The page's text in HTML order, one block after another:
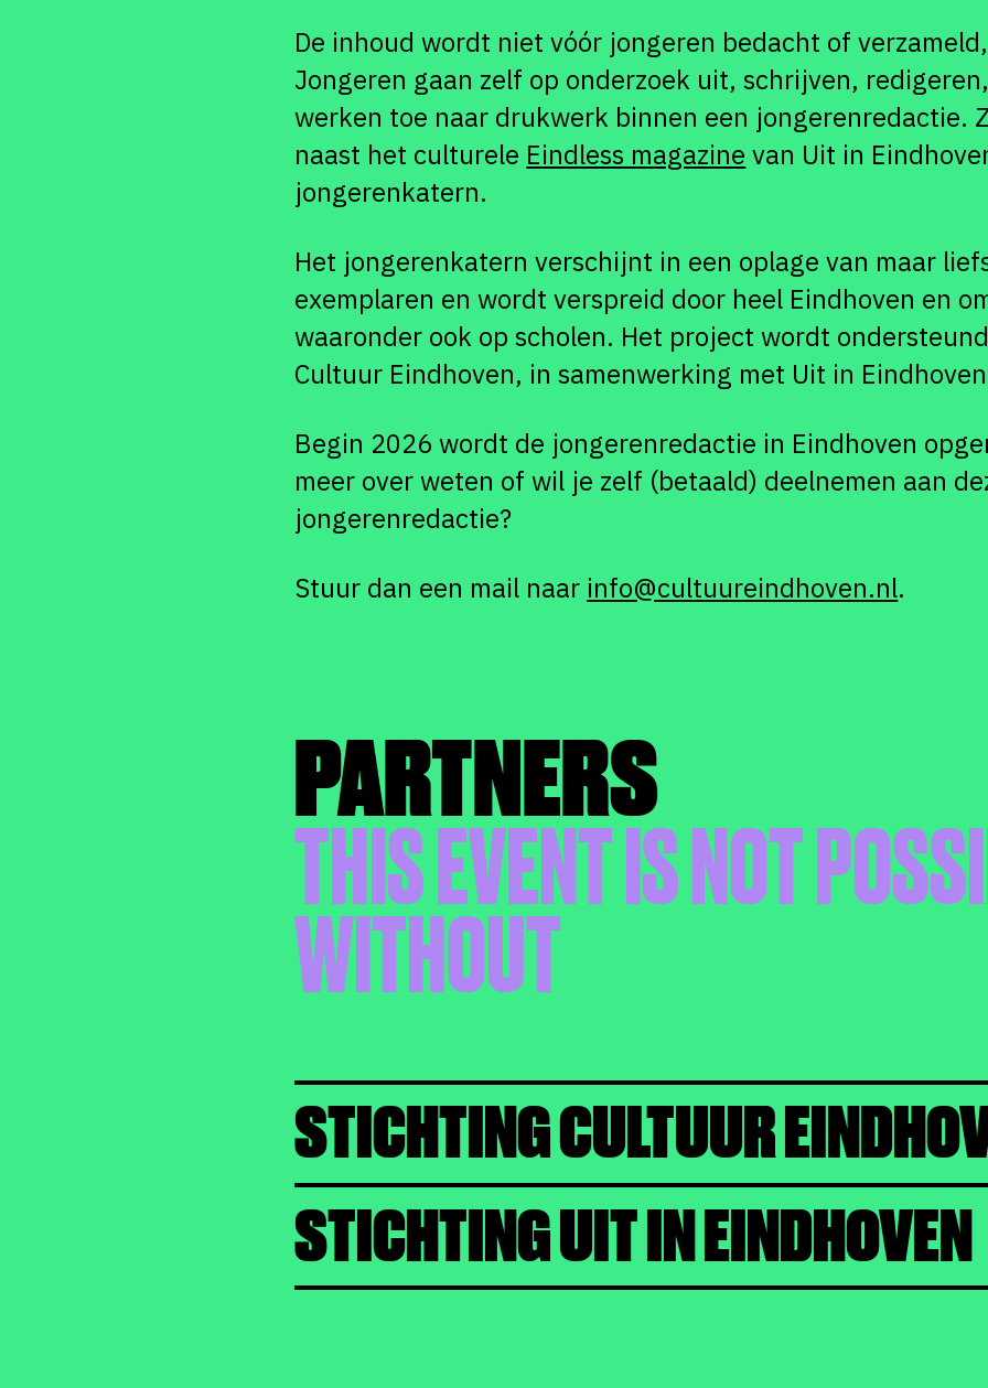
De inhoud wordt niet vóór jongeren bedacht of
Jongeren gaan zelf op onderzoek uit, schrijven,
werken toe naar drukwerk binnen een jongerenredactie.
naast het culturele Eindless magazine van Uit in
jongerenkatern.
Het jongerenkatern verschijnt in een oplage van maar
exemplaren en wordt verspreid door heel Eindhoven en
waaronder ook op scholen. Het project wordt
Cultuur Eindhoven, in samenwerking met Uit in
Begin 2026 wordt de jongerenredactie in Eindhoven
meer over weten of wil je zelf (betaald) deelnemen aan
jongerenredactie?
Stuur dan een mail naar info@cultuureindhoven.nl.
PARTNERS
THIS EVENT IS NOT
WITHOUT
STICHTING CULTUUR
STICHTING UIT IN EINDHOVEN